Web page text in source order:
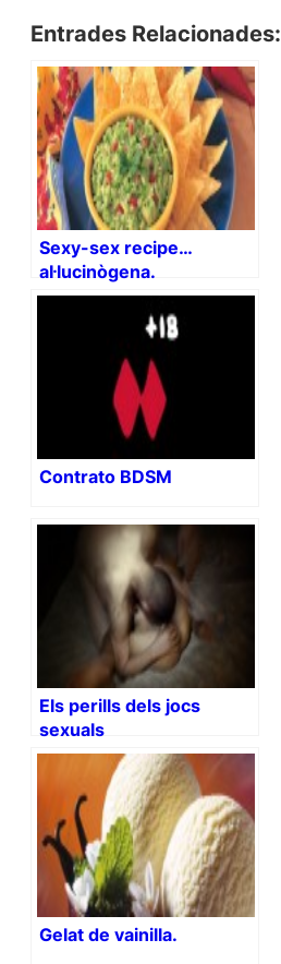
Entrades Relacionades:
Sexy-sex recipe…
al·lucinògena.
Contrato BDSM
Els perills dels jocs
sexuals
Gelat de vainilla.